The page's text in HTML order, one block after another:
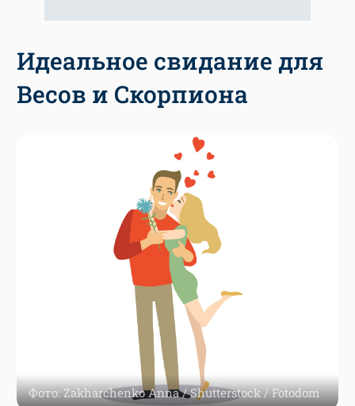
Идеальное свидание для
Весов и Скорпиона
Фото: Zakharchenko Anna / Shutterstock / Fotodom